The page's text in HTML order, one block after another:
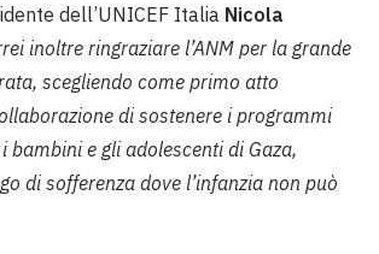
dell’UNICEF Italia Nicola
inoltre ringraziare l’ANM per la grande
scegliendo come primo atto
di sostenere i programmi
i bambini e gli adolescenti di Gaza,
di sofferenza dove l’infanzia non può